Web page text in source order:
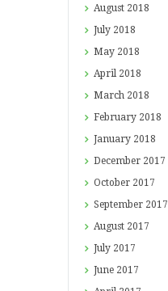
August 2018
July 2018
May 2018
April 2018
March 2018
February 2018
January 2018
December 2017
October 2017
September 2017
August 2017
July 2017
June 2017